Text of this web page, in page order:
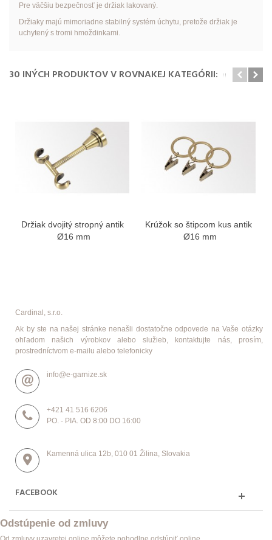
Pre väčšiu bezpečnosť je držiak lakovaný.
Držiaky majú mimoriadne stabilný systém úchytu, pretože držiak je
uchytený s tromi hmoždinkami.
30 INÝCH PRODUKTOV V ROVNAKEJ KATEGÓRII:
Držiak dvojitý stropný antik
Ø16 mm
Krúžok so štipcom kus antik
Ø16 mm
Cardinal, s.r.o.
Ak by ste na našej stránke nenašli dostatočne odpovede na Vaše otázky
ohľadom našich výrobkov alebo služieb, kontaktujte nás, prosím,
prostredníctvom e-mailu alebo telefonicky
info@e-garnize.sk
+421 41 516 6206
PO. - PIA. OD 8:00 DO 16:00
Kamenná ulica 12b, 010 01 Žilina, Slovakia
FACEBOOK
Odstúpenie od zmluvy